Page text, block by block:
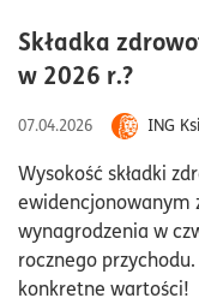
Składka
w 2026 r.?czas
07.04.2026
ING
Wysokość składki
ewidencjonowanym
wynagrodzenia w
rocznego
konkretne wartości!